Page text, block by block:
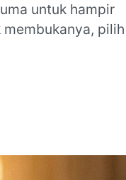
untuk hampir
pilih